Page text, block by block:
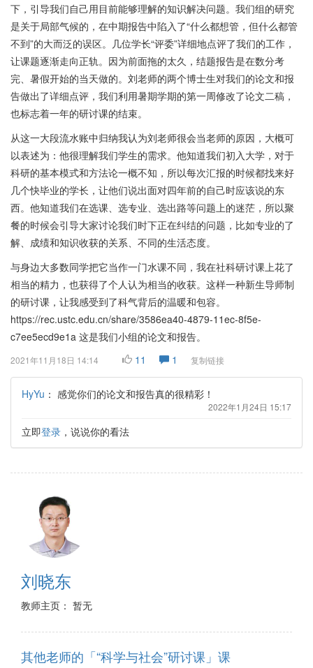
下，引导我们自己用目前能够理解的知识解决问题。我们组的研究
是关于局部气候的，在中期报告中陷入了“什么都想管，但什么都管
不到”的大而泛的误区。几位学长“评委”详细地点评了我们的工作，
让课题逐渐走向正轨。因为前面拖的太久，结题报告是在数分考
完、暑假开始的当天做的。刘老师的两个博士生对我们的论文和报
告做出了详细点评，我们利用暑期学期的第一周修改了论文二稿，
也标志着一年的研讨课的结束。
从这一大段流水账中归纳我认为刘老师很会当老师的原因，大概可
以表述为：他很理解我们学生的需求。他知道我们初入大学，对于
科研的基本模式和方法论一概不知，所以每次汇报的时候都找来好
几个快毕业的学长，让他们说出面对四年前的自己时应该说的东
西。他知道我们在选课、选专业、选出路等问题上的迷茫，所以聚
餐的时候会引导大家讨论我们时下正在纠结的问题，比如专业的了
解、成绩和知识收获的关系、不同的生活态度。
与身边大多数同学把它当作一门水课不同，我在社科研讨课上花了
相当的精力，也获得了个人认为相当的收获。这样一种新生导师制
的研讨课，让我感受到了科气背后的温暖和包容。
https://rec.ustc.edu.cn/share/3586ea40-4879-11ec-8f5e-
c7ee5ecd9e1a 这是我们小组的论文和报告。
2021年11月18日 14:14 11 1 复制链接
HyYu ： 感觉你们的论文和报告真的很精彩！
2022年1月24日 15:17
立即登录 ，说说你的看法
刘晓东
教师主页： 暂无
其他老师的「“科学与社会”研讨课」课